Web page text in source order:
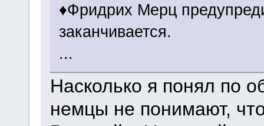
♦️Фридрих Мерц
заканчивается.
...
Насколько я понял по
немцы не понимают,